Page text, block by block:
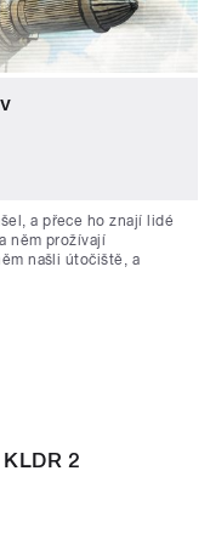
a přece ho znají lidé
něm prožívají
našli útočiště, a
2